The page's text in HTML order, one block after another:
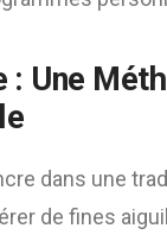
: Une
dans une
de fines